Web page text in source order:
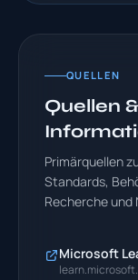
QUELLEN
Quellen
Primärquellen
Standards,
Recherche und
Microsoft